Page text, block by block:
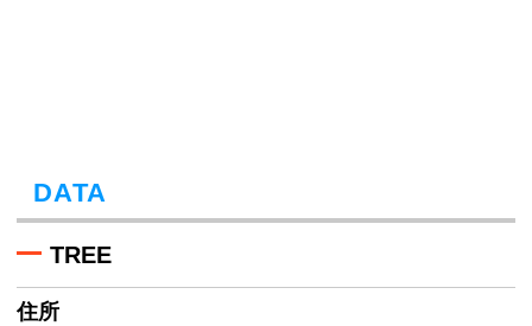
DATA
TREE
住所